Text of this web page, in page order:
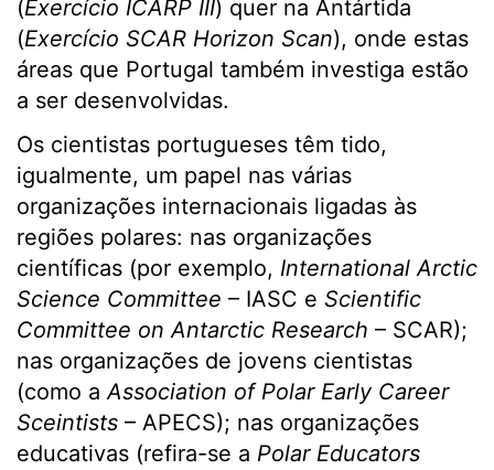
(Exercício ICARP III) quer na Antártida
(Exercício SCAR Horizon Scan), onde estas
áreas que Portugal também investiga estão
a ser desenvolvidas.
Os cientistas portugueses têm tido,
igualmente, um papel nas várias
organizações internacionais ligadas às
regiões polares: nas organizações
científicas (por exemplo, International Arctic
Science Committee – IASC e Scientific
Committee on Antarctic Research – SCAR);
nas organizações de jovens cientistas
(como aAssociation of Polar Early Career
Sceintists – APECS); nas organizações
educativas (refira-se a Polar Educators